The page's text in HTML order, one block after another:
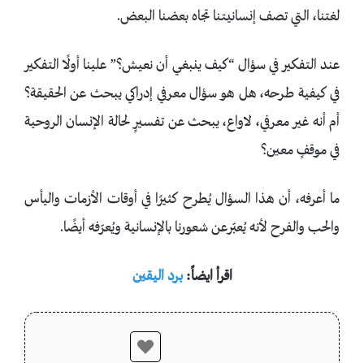
لغتنا، التي تصف إنسانيتنا تجاه بعضنا البعض.
عند التفكير في سؤال “كيف ينبغي أن نعيش؟” علينا أولًا التفكير
في كيفية طرحه، هل هو سؤال معرفي إدراكي يبحث عن الحقيقة؟
أم أنه غير معرفي، لاواع، يبحث عن تفسيرٍ لحالة الإنسان الروحية
في موقفٍ معين؟
ما أعرفه، أن هذا السؤال يُطرح كثيرًا في أوقات الأزمات واليأس
والحب والفرح لأنه يُعبّرعن شعورنا بالإنسانية ويُعرّفه أيضًا.
اقرأ ايضاً:برد اليقين